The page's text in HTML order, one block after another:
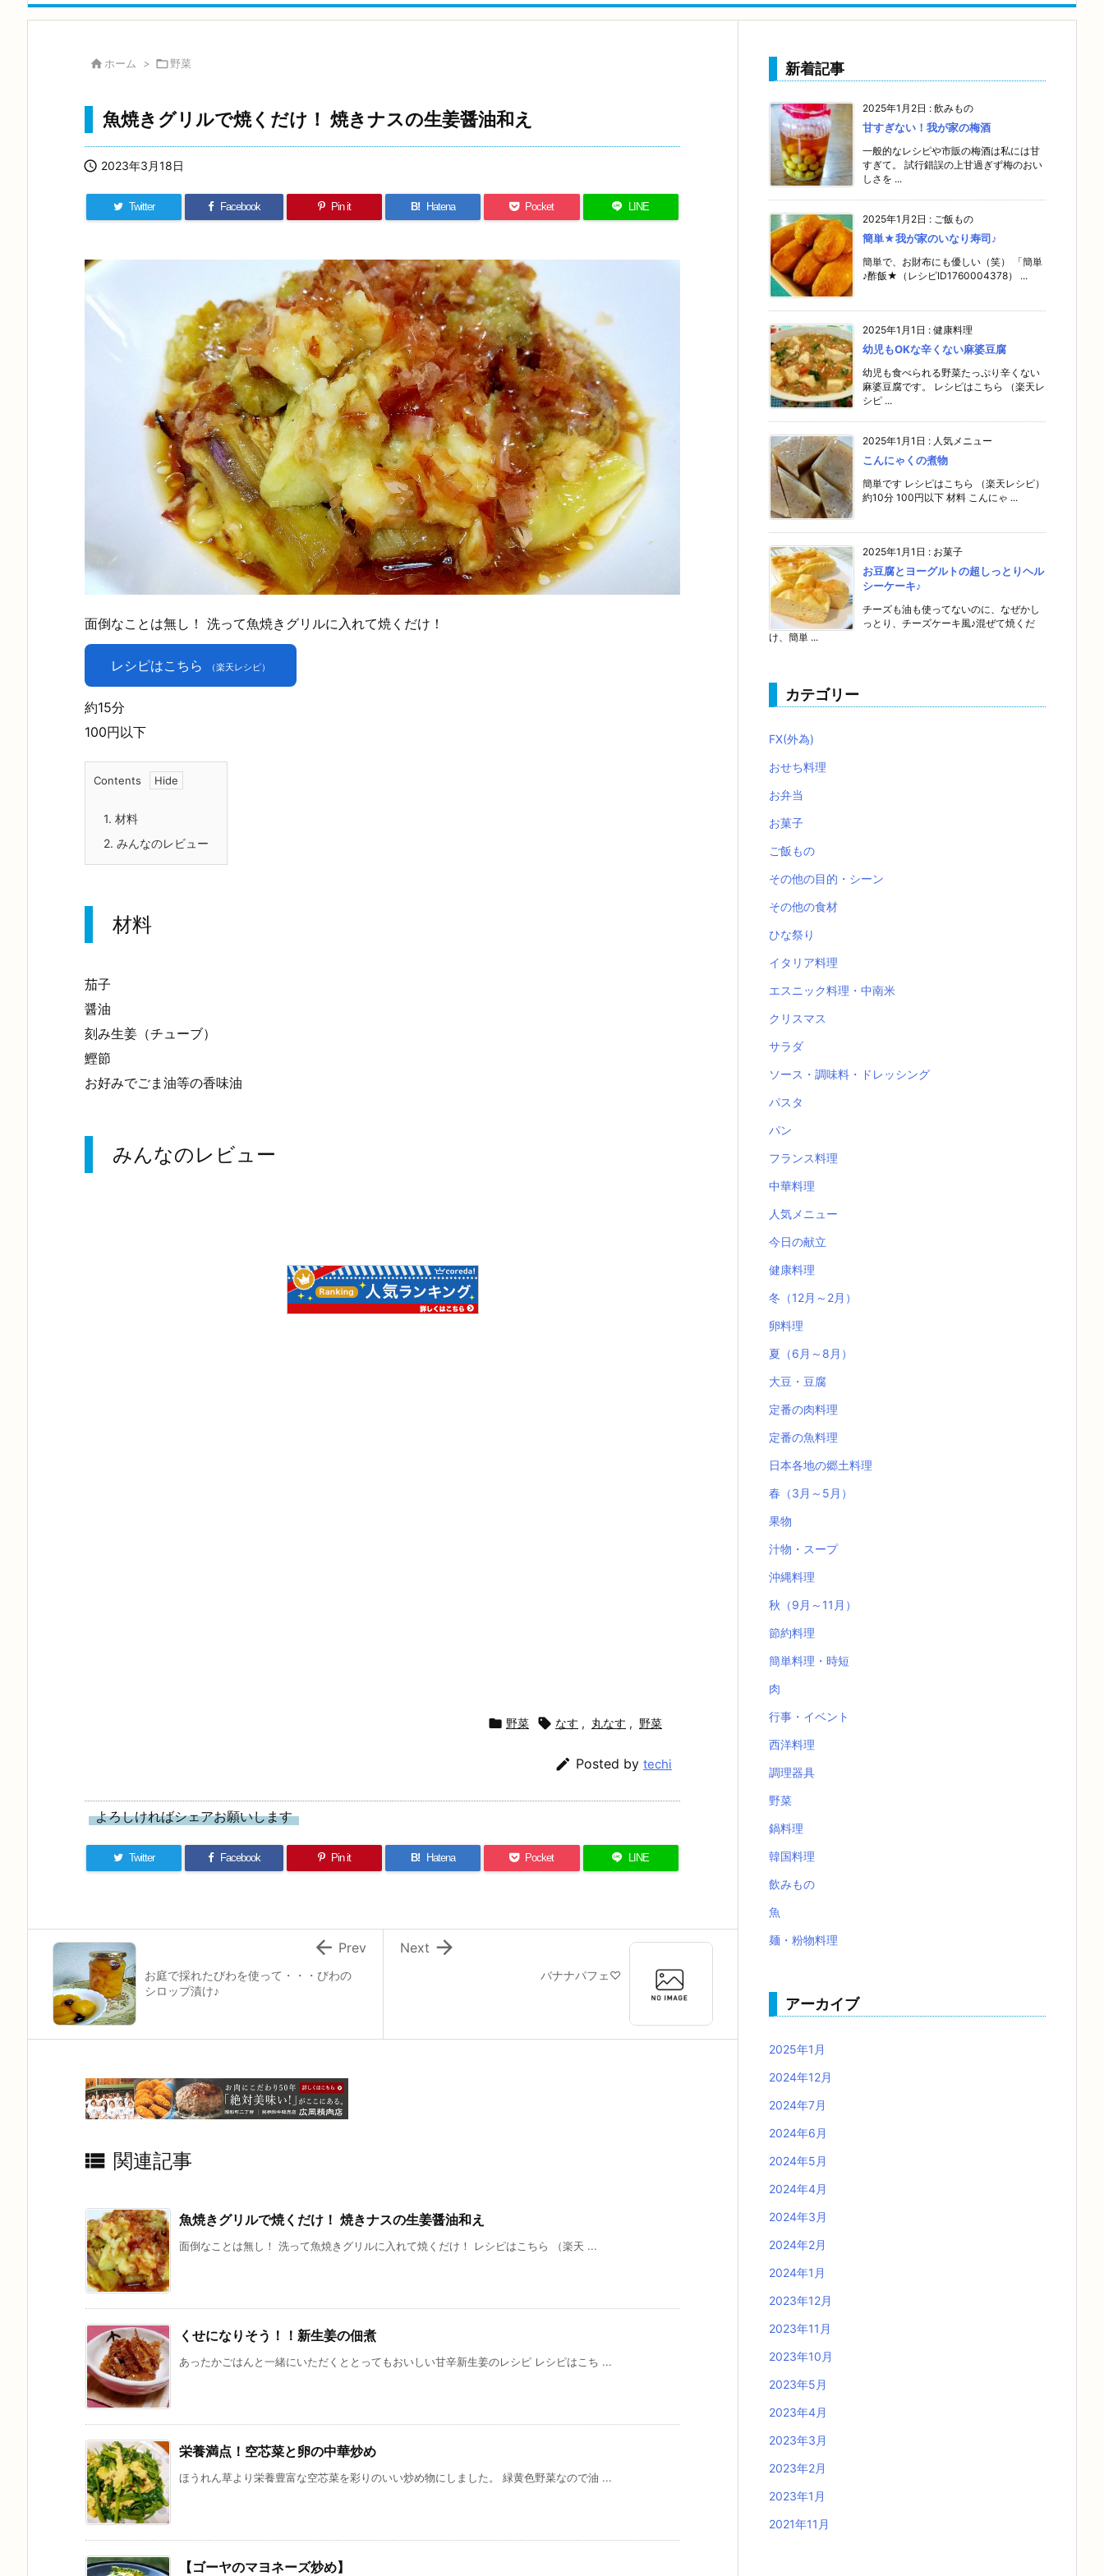
 ホーム > 野菜
魚焼きグリルで焼くだけ！ 焼きナスの生姜醤油和え
 2023年3月18日
Twitter Facebook Pin it B! Hatena Pocket LINE
面倒なことは無し！ 洗って魚焼きグリルに入れて焼くだけ！
レシピはこちら （楽天レシピ）
約15分
100円以下
Contents
1. 材料
2. みんなのレビュー
材料
茄子
醤油
刻み生姜（チューブ）
鰹節
お好みでごま油等の香味油
みんなのレビュー
 野菜  なす , 丸なす , 野菜
 Posted by techi
よろしければシェアお願いします
Twitter Facebook Pin it B! Hatena Pocket LINE
バナナパフェ♡

Next
お庭で採れたびわを使って・・・びわの
シロップ漬け♪
 Prev
 関連記事
魚焼きグリルで焼くだけ！ 焼きナスの生姜醤油和え
面倒なことは無し！ 洗って魚焼きグリルに入れて焼くだけ！ レシピはこちら （楽天 ...
くせになりそう！！新生姜の佃煮
あったかごはんと一緒にいただくととってもおいしい甘辛新生姜のレシピ レシピはこち ...
栄養満点！空芯菜と卵の中華炒め
ほうれん草より栄養豊富な空芯菜を彩りのいい炒め物にしました。 緑黄色野菜なので油 ...
【ゴーヤのマヨネーズ炒め】
新着記事
2025年1月2日 : 飲みもの
甘すぎない！我が家の梅酒
一般的なレシピや市販の梅酒は私には甘
すぎて。 試行錯誤の上甘過ぎず梅のおい
しさを ...
2025年1月2日 : ご飯もの
簡単★我が家のいなり寿司♪
簡単で、お財布にも優しい（笑） 「簡単
♪酢飯★（レシピID1760004378） ...
2025年1月1日 : 健康料理
幼児もOKな辛くない麻婆豆腐
幼児も食べられる野菜たっぷり辛くない
麻婆豆腐です。 レシピはこちら （楽天レ
シピ ...
2025年1月1日 : 人気メニュー
こんにゃくの煮物
簡単です レシピはこちら （楽天レシピ）
約10分 100円以下 材料 こんにゃ ...
2025年1月1日 : お菓子
お豆腐とヨーグルトの超しっとりヘル
シーケーキ♪
チーズも油も使ってないのに、なぜかし
っとり、チーズケーキ風♪混ぜて焼くだ
け、簡単 ...
カテゴリー
FX(外為)
おせち料理
お弁当
お菓子
ご飯もの
その他の目的・シーン
その他の食材
ひな祭り
イタリア料理
エスニック料理・中南米
クリスマス
サラダ
ソース・調味料・ドレッシング
パスタ
パン
フランス料理
中華料理
人気メニュー
今日の献立
健康料理
冬（12月～2月）
卵料理
夏（6月～8月）
大豆・豆腐
定番の肉料理
定番の魚料理
日本各地の郷土料理
春（3月～5月）
果物
汁物・スープ
沖縄料理
秋（9月～11月）
節約料理
簡単料理・時短
肉
行事・イベント
西洋料理
調理器具
野菜
鍋料理
韓国料理
飲みもの
魚
麺・粉物料理
アーカイブ
2025年1月
2024年12月
2024年7月
2024年6月
2024年5月
2024年4月
2024年3月
2024年2月
2024年1月
2023年12月
2023年11月
2023年10月
2023年5月
2023年4月
2023年3月
2023年2月
2023年1月
2021年11月